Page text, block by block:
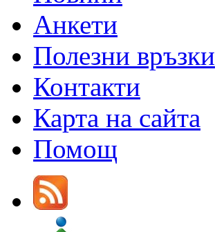
Анкети
Полезни връзки
Контакти
Карта на сайта
Помощ